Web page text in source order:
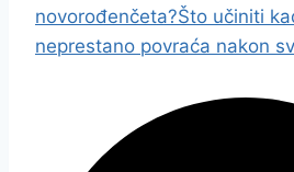
novorođenčeta?Što učiniti
neprestano povraća nakon